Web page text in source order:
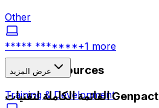
Other
***** *******+1 more
Human Resources
Training & Development
عرض المزيد
القائمة الكاملة لتقنيات Genpact